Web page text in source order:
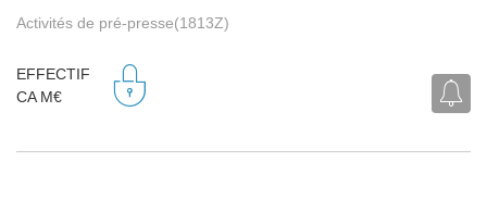
Activités de pré-presse(1813Z)
EFFECTIF
CA M€